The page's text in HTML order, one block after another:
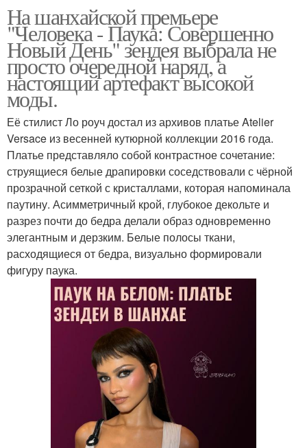
На шанхайской премьере
"Человека - Паука: Совершенно
Новый День" зендея выбрала не
просто очередной наряд, а
настоящий артефакт высокой
моды.
Её стилист Ло роуч достал из архивов платье Atelier
Versace из весенней кутюрной коллекции 2016 года.
Платье представляло собой контрастное сочетание:
струящиеся белые драпировки соседствовали с чёрной
прозрачной сеткой с кристаллами, которая напоминала
паутину. Асимметричный крой, глубокое декольте и
разрез почти до бедра делали образ одновременно
элегантным и дерзким. Белые полосы ткани,
расходящиеся от бедра, визуально формировали
фигуру паука.